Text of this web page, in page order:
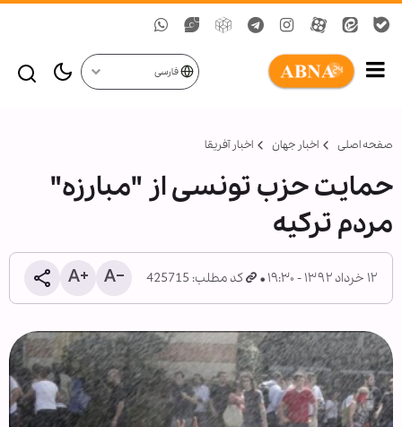
فارسی
صفحه اصلی اخبار جهان اخبار آفریقا
حمایت حزب تونسی از "مبارزه"
مردم ترکیه
۱۲ خرداد ۱۳۹۲ - ۱۹:۳۰ کد مطلب: 425715